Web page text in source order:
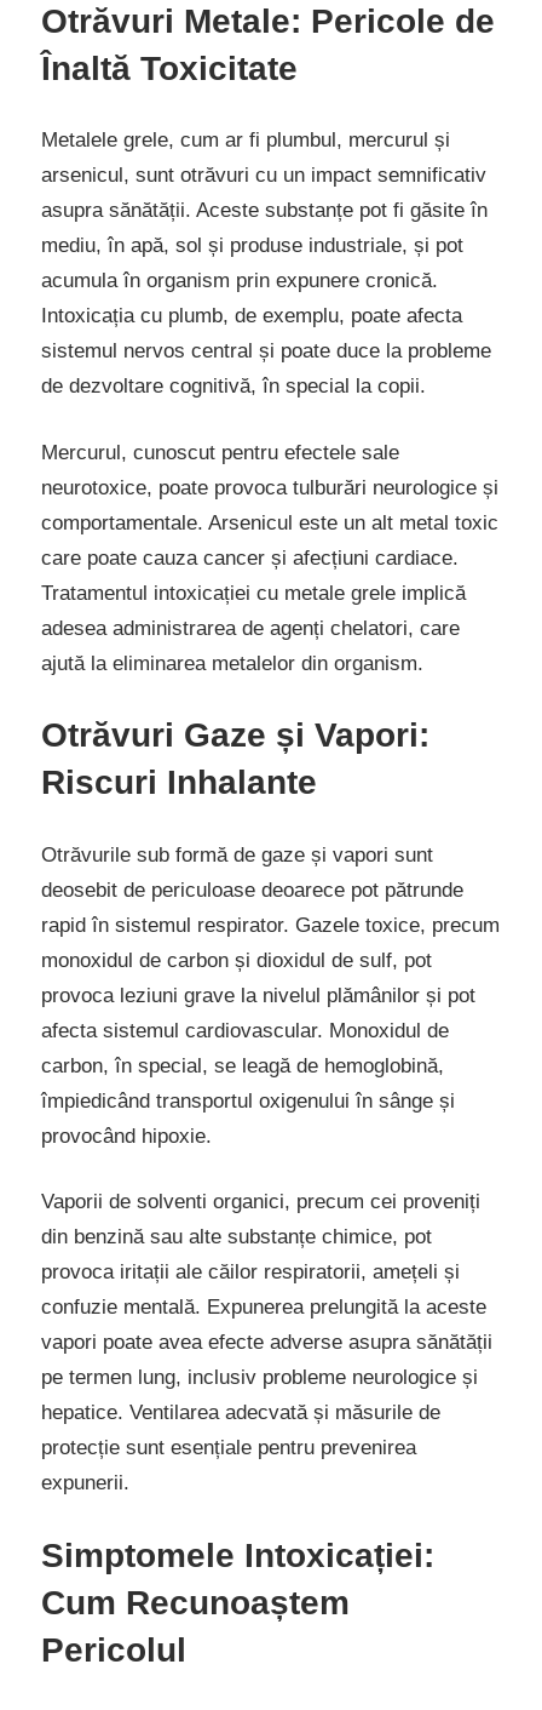
Otrăvuri Metale: Pericole de
Înaltă Toxicitate
Metalele grele, cum ar fi plumbul, mercurul și
arsenicul, sunt otrăvuri cu un impact semnificativ
asupra sănătății. Aceste substanțe pot fi găsite în
mediu, în apă, sol și produse industriale, și pot
acumula în organism prin expunere cronică.
Intoxicația cu plumb, de exemplu, poate afecta
sistemul nervos central și poate duce la probleme
de dezvoltare cognitivă, în special la copii.
Mercurul, cunoscut pentru efectele sale
neurotoxice, poate provoca tulburări neurologice și
comportamentale. Arsenicul este un alt metal toxic
care poate cauza cancer și afecțiuni cardiace.
Tratamentul intoxicației cu metale grele implică
adesea administrarea de agenți chelatori, care
ajută la eliminarea metalelor din organism.
Otrăvuri Gaze și Vapori:
Riscuri Inhalante
Otrăvurile sub formă de gaze și vapori sunt
deosebit de periculoase deoarece pot pătrunde
rapid în sistemul respirator. Gazele toxice, precum
monoxidul de carbon și dioxidul de sulf, pot
provoca leziuni grave la nivelul plămânilor și pot
afecta sistemul cardiovascular. Monoxidul de
carbon, în special, se leagă de hemoglobină,
împiedicând transportul oxigenului în sânge și
provocând hipoxie.
Vaporii de solventi organici, precum cei proveniți
din benzină sau alte substanțe chimice, pot
provoca iritații ale căilor respiratorii, amețeli și
confuzie mentală. Expunerea prelungită la aceste
vapori poate avea efecte adverse asupra sănătății
pe termen lung, inclusiv probleme neurologice și
hepatice. Ventilarea adecvată și măsurile de
protecție sunt esențiale pentru prevenirea
expunerii.
Simptomele Intoxicației:
Cum Recunoaștem
Pericolul